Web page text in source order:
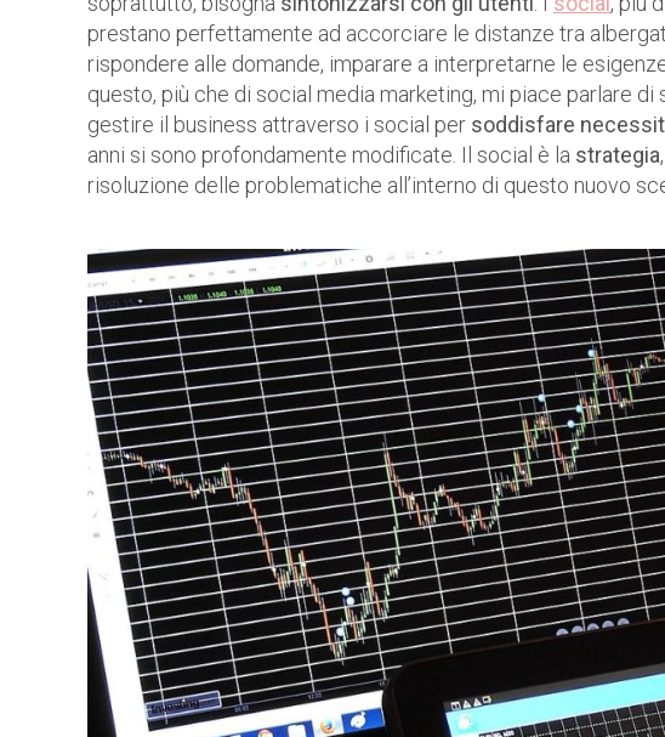
prestano perfettamente ad accorciare le distanze tra
rispondere alle domande, imparare a interpretarne le
questo, più che di social media marketing, mi piace parlare di
gestire il business attraverso i social per soddisfare
anni si sono profondamente modificate. Il social è la strategia
risoluzione delle problematiche all’interno di questo nuovo